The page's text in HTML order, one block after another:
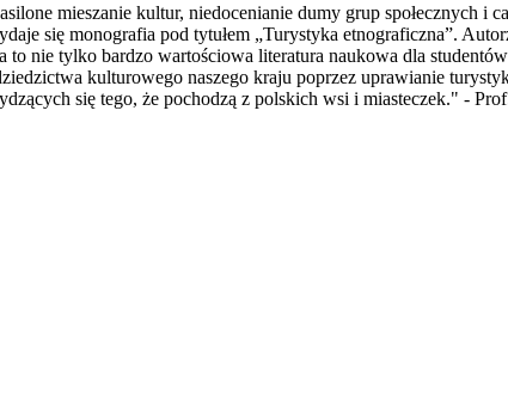
mieszanie kultur, niedocenianie dumy grup społecznych i
się monografia pod tytułem „Turystyka etnograficzna”.
nie tylko bardzo wartościowa literatura naukowa dla
kulturowego naszego kraju poprzez uprawianie
się tego, że pochodzą z polskich wsi i miasteczek." -